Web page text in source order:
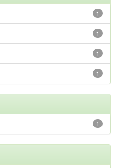
1
1
1
1
1